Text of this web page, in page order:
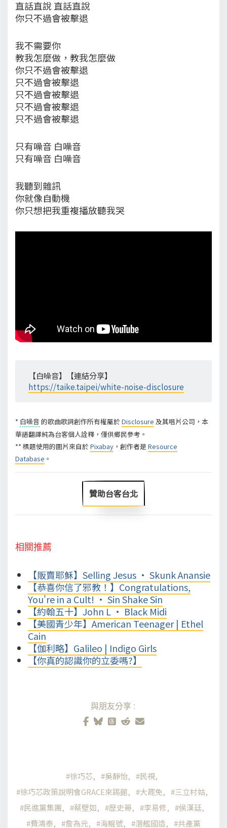
直話直說 直話直說
你只不過會被擊退
我不需要你
教我怎麼做，教我怎麼做
你只不過會被擊退
只不過會被擊退
只不過會被擊退
只不過會被擊退
只不過會被擊退
只有噪音 白噪音
只有噪音 白噪音
我聽到雜訊
你就像自動機
你只想把我重複播放聽我哭
【白噪音】【連結分享】
https://taike.taipei/white-noise-disclosure
* 白噪音 的歌曲歌詞創作所有權屬於Disclosure 及其唱片公司，本
華語翻譯純為台客個人詮釋，僅供鄉民參考。
** 標題使用的圖片來自於Pixabay ，創作者是 Resource
Database 。
贊助台客台北
相關推薦
【販賣耶穌】Selling Jesus • Skunk Anansie
【恭喜你信了邪教！】Congratulations,
You're in a Cult! • Sin Shake Sin
【約翰五十】John L • Black Midi
【美國青少年】American Teenager | Ethel
Cain
【伽利略】Galileo | Indigo Girls
【你真的認識你的立委嗎?】
與朋友分享:
徐巧芯 吳靜怡
民視
徐巧芯政策說明會GRACE來踢館
大罷免
三立村姑
民進黨集團
蔡壁如 歷史哥 李易修
侯漢廷
費鴻泰
詹為元 海鯤號 潛艦國造 共產黨